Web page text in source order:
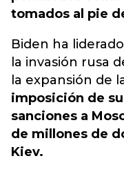
tomados al pie
Biden ha
la invasión rusa
la expansión de
imposición de
sanciones a
de millones de
Kiev.